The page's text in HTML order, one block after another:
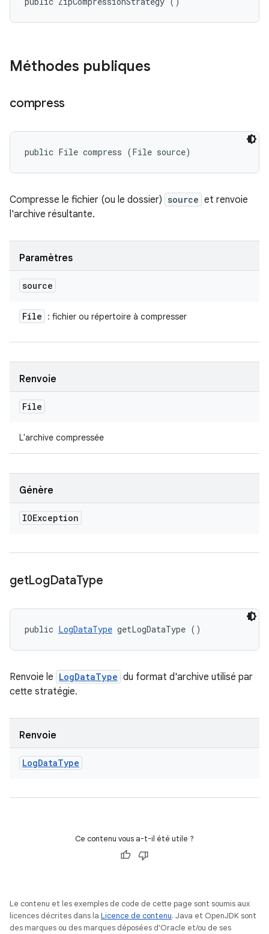
Méthodes publiques
compress
public File compress (File source)
Compresse le fichier (ou le dossier) source et renvoie
l'archive résultante.
Paramètres
source
File : fichier ou répertoire à compresser
Renvoie
File
L'archive compressée
Génère
IOException
getLogDataType
public LogDataType getLogDataType ()
Renvoie le LogDataType du format d'archive utilisé par
cette stratégie.
Renvoie
LogDataType
Ce contenu vous a-t-il été utile ?
Le contenu et les exemples de code de cette page sont soumis aux
licences décrites dans la Licence de contenu. Java et OpenJDK sont
des marques ou des marques déposées d'Oracle et/ou de ses